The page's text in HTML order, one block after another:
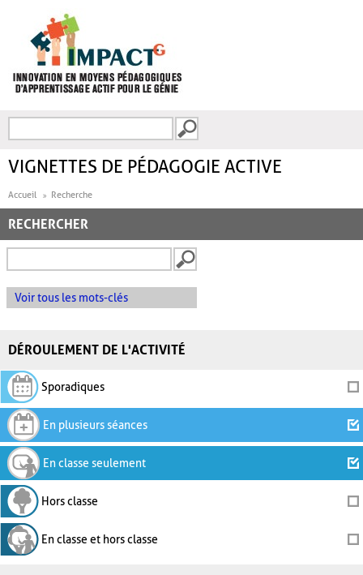
FORMULAIRE DE
VIGNETTES DE PÉDAGOGIE ACTIVE
Accueil Recherche
RECHERCHER
Voir tous les mots-clés
DÉROULEMENT DE L'ACTIVITÉ
Sporadiques
En plusieurs séances
En classe seulement
Hors classe
En classe et hors classe